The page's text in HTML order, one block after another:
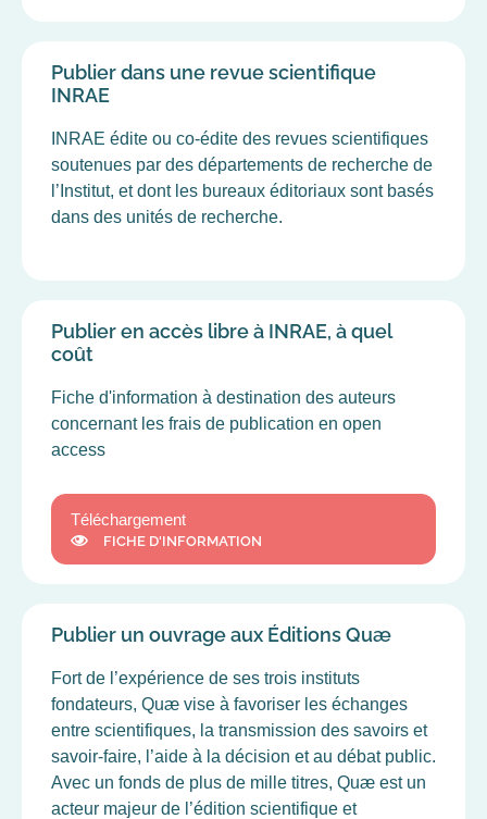
Publier dans une revue scientifique
INRAE
INRAE édite ou co-édite des revues scientifiques
soutenues par des départements de recherche de
l’Institut, et dont les bureaux éditoriaux sont basés
dans des unités de recherche.
Publier en accès libre à INRAE, à quel
coût
Fiche d'information à destination des auteurs
concernant les frais de publication en open
access
Téléchargement
FICHE D'INFORMATION
Publier un ouvrage aux Éditions Quæ
Fort de l’expérience de ses trois instituts
fondateurs, Quæ vise à favoriser les échanges
entre scientifiques, la transmission des savoirs et
savoir-faire, l’aide à la décision et au débat public.
Avec un fonds de plus de mille titres, Quæ est un
acteur majeur de l’édition scientifique et